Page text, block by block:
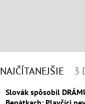
NAJČÍTANEJŠIE 3
Slovák spôsobil